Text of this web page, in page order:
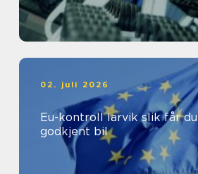
02. juli 2026
Eu-kontroll larvik slik får du en trygg og
godkjent bil